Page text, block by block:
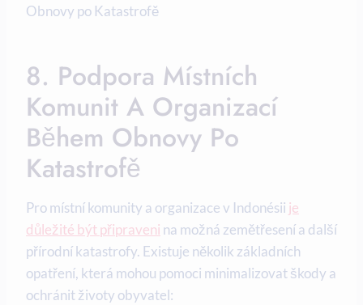
8. Podpora Místních
Komunit A Organizací
Během Obnovy Po
Katastrofě
Pro místní komunity a organizace v Indonésii je
důležité být připraveni na možná zemětřesení a další
přírodní katastrofy. Existuje několik základních
opatření, která mohou pomoci minimalizovat škody a
ochránit životy obyvatel: